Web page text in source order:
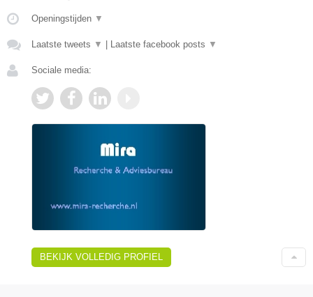
Openingstijden ▼
Laatste tweets ▼ Laatste facebook posts ▼
Sociale media:
BEKIJK VOLLEDIG PROFIEL